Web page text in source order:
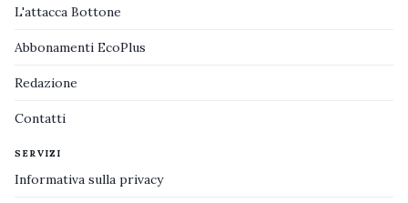
L'attacca Bottone
Abbonamenti EcoPlus
Redazione
Contatti
SERVIZI
Informativa sulla privacy